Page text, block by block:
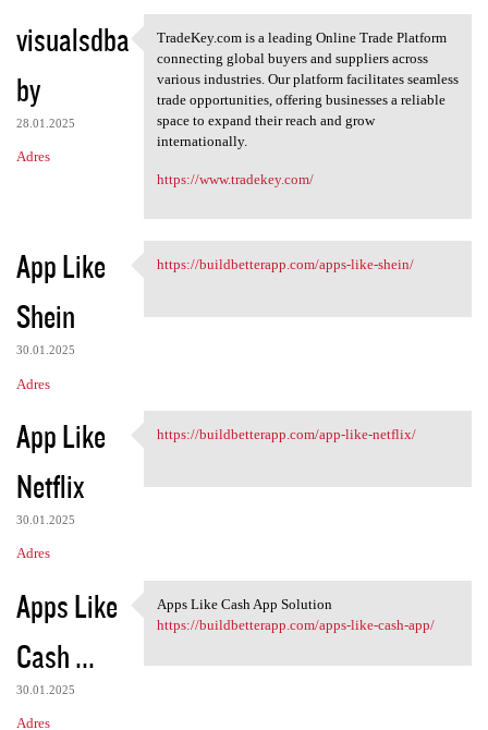
visualsdba
by
28.01.2025
Adres
TradeKey.com is a leading
TradeKey.com is a leading Online Trade Platform
connecting global buyers and suppliers across
various industries. Our platform facilitates seamless
trade opportunities, offering businesses a reliable
space to expand their reach and grow
internationally.
https://www.tradekey.com/
App Like
Shein
30.01.2025
Adres
https://buildbetterapp.com
https://buildbetterapp.com/apps-like-shein/
App Like
Netflix
30.01.2025
Adres
https://buildbetterapp.com
https://buildbetterapp.com/app-like-netflix/
Apps Like
Cash ...
30.01.2025
Adres
Apps Like Cash App Solution
Apps Like Cash App Solution
https://buildbetterapp.com/apps-like-cash-app/